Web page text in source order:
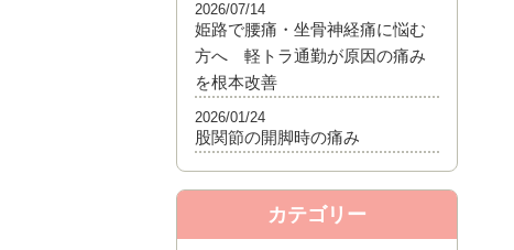
姫路で腰痛・坐骨神経痛に悩む
方へ 軽トラ通勤が原因の痛み
を根本改善
2026/07/14
股関節の開脚時の痛み
2026/01/24
カテゴリー